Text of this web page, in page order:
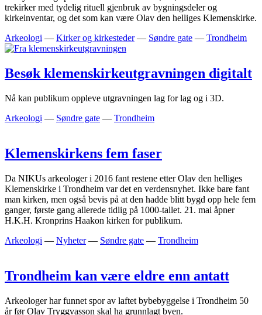
trekirker med tydelig rituell gjenbruk av bygningsdeler og
kirkeinventar, og det som kan være Olav den helliges Klemenskirke.
Arkeologi — Kirker og kirkesteder — Søndre gate — Trondheim
Besøk klemenskirkeutgravningen digitalt
Nå kan publikum oppleve utgravningen lag for lag og i 3D.
Arkeologi — Søndre gate — Trondheim
Klemenskirkens fem faser
Da NIKUs arkeologer i 2016 fant restene etter Olav den helliges
Klemenskirke i Trondheim var det en verdensnyhet. Ikke bare fant
man kirken, men også bevis på at den hadde blitt bygd opp hele fem
ganger, første gang allerede tidlig på 1000-tallet. 21. mai åpner
H.K.H. Kronprins Haakon kirken for publikum.
Arkeologi — Nyheter — Søndre gate — Trondheim
Trondheim kan være eldre enn antatt
Arkeologer har funnet spor av laftet bybebyggelse i Trondheim 50
år før Olav Tryggvasson skal ha grunnlagt byen.